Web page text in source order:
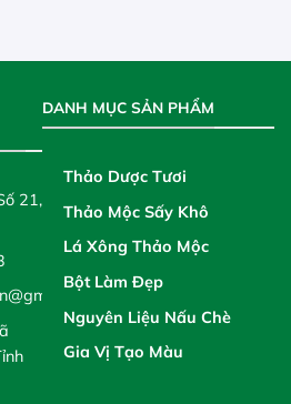
21,
DANH MỤC SẢN PHẨM
Thảo Dược Tươi
Thảo Mộc Sấy Khô
Lá Xông Thảo Mộc
Bột Làm Đẹp
Nguyên Liệu Nấu Chè
Gia Vị Tạo Màu